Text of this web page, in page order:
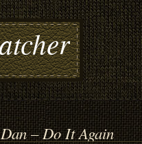
– Do It Again